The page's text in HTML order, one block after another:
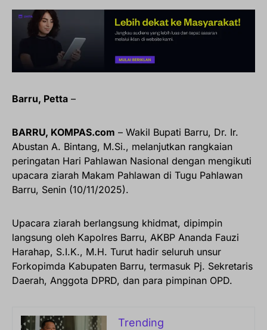
Barru, Petta –
BARRU, KOMPAS.com – Wakil Bupati Barru, Dr. Ir.
Abustan A. Bintang, M.Si., melanjutkan rangkaian
peringatan Hari Pahlawan Nasional dengan mengikuti
upacara ziarah Makam Pahlawan di Tugu Pahlawan
Barru, Senin (10/11/2025).
Upacara ziarah berlangsung khidmat, dipimpin
langsung oleh Kapolres Barru, AKBP Ananda Fauzi
Harahap, S.I.K., M.H. Turut hadir seluruh unsur
Forkopimda Kabupaten Barru, termasuk Pj. Sekretaris
Daerah, Anggota DPRD, dan para pimpinan OPD.
Trending